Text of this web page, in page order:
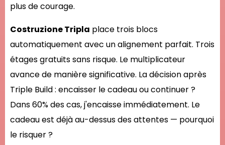
plus de courage.
Costruzione Tripla place trois blocs
automatiquement avec un alignement parfait. Trois
étages gratuits sans risque. Le multiplicateur
avance de manière significative. La décision après
Triple Build : encaisser le cadeau ou continuer ?
Dans 60% des cas, j'encaisse immédiatement. Le
cadeau est déjà au-dessus des attentes — pourquoi
le risquer ?